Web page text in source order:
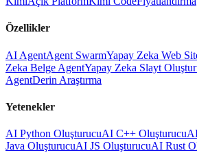
Özellikler
AI AgentAgent SwarmYapay Zeka Web
Zeka Belge AgentYapay Zeka Slayt
AgentDerin Araştırma
Yetenekler
AI Python OluşturucuAI C++ Oluşturucu
Java OluşturucuAI JS OluşturucuAI Rust